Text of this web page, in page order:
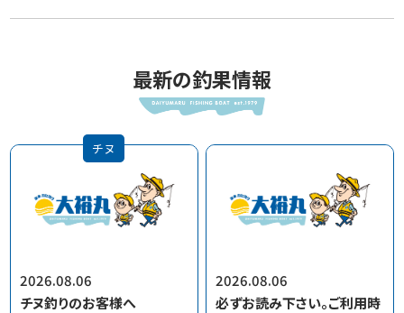
最新の釣果情報
2026.08.06
チヌ釣りのお客様へ
チヌ
2026.08.06
必ずお読み下さい。ご利用時